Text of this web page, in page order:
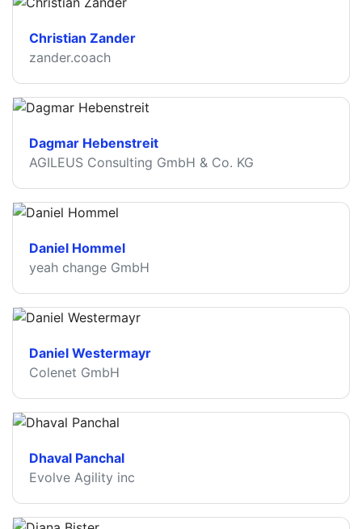
Christian Zander
zander.coach
Dagmar Hebenstreit
AGILEUS Consulting GmbH & Co. KG
Daniel Hommel
yeah change GmbH
Daniel Westermayr
Colenet GmbH
Dhaval Panchal
Evolve Agility inc